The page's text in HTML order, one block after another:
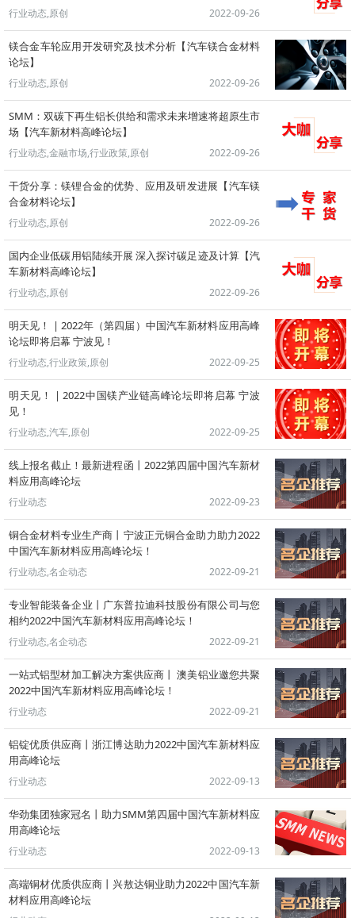
论坛】
行业动态,原创 2022-09-26
镁合金车轮应用开发研究及技术分析【汽车镁合金材料
论坛】
行业动态,原创 2022-09-26
SMM：双碳下再生铝长供给和需求未来增速将超原生市
场【汽车新材料高峰论坛】
行业动态,金融市场,行业政策,原创 2022-09-26
干货分享：镁锂合金的优势、应用及研发进展【汽车镁
合金材料论坛】
行业动态,原创 2022-09-26
国内企业低碳用铝陆续开展 深入探讨碳足迹及计算【汽
车新材料高峰论坛】
行业动态,原创 2022-09-26
明天见！ | 2022年（第四届）中国汽车新材料应用高峰
论坛即将启幕 宁波见！
行业动态,行业政策,原创 2022-09-25
明天见！ | 2022中国镁产业链高峰论坛即将启幕 宁波
见！
行业动态,汽车,原创 2022-09-25
线上报名截止！最新进程函丨2022第四届中国汽车新材
料应用高峰论坛
行业动态 2022-09-23
铜合金材料专业生产商丨宁波正元铜合金助力助力2022
中国汽车新材料应用高峰论坛！
行业动态,名企动态 2022-09-21
专业智能装备企业丨广东普拉迪科技股份有限公司与您
相约2022中国汽车新材料应用高峰论坛！
行业动态,名企动态 2022-09-21
一站式铝型材加工解决方案供应商丨 澳美铝业邀您共聚
2022中国汽车新材料应用高峰论坛！
行业动态 2022-09-21
铝锭优质供应商丨浙江博达助力2022中国汽车新材料应
用高峰论坛
行业动态 2022-09-13
华劲集团独家冠名丨助力SMM第四届中国汽车新材料应
用高峰论坛
行业动态 2022-09-13
高端铜材优质供应商丨兴敖达铜业助力2022中国汽车新
材料应用高峰论坛